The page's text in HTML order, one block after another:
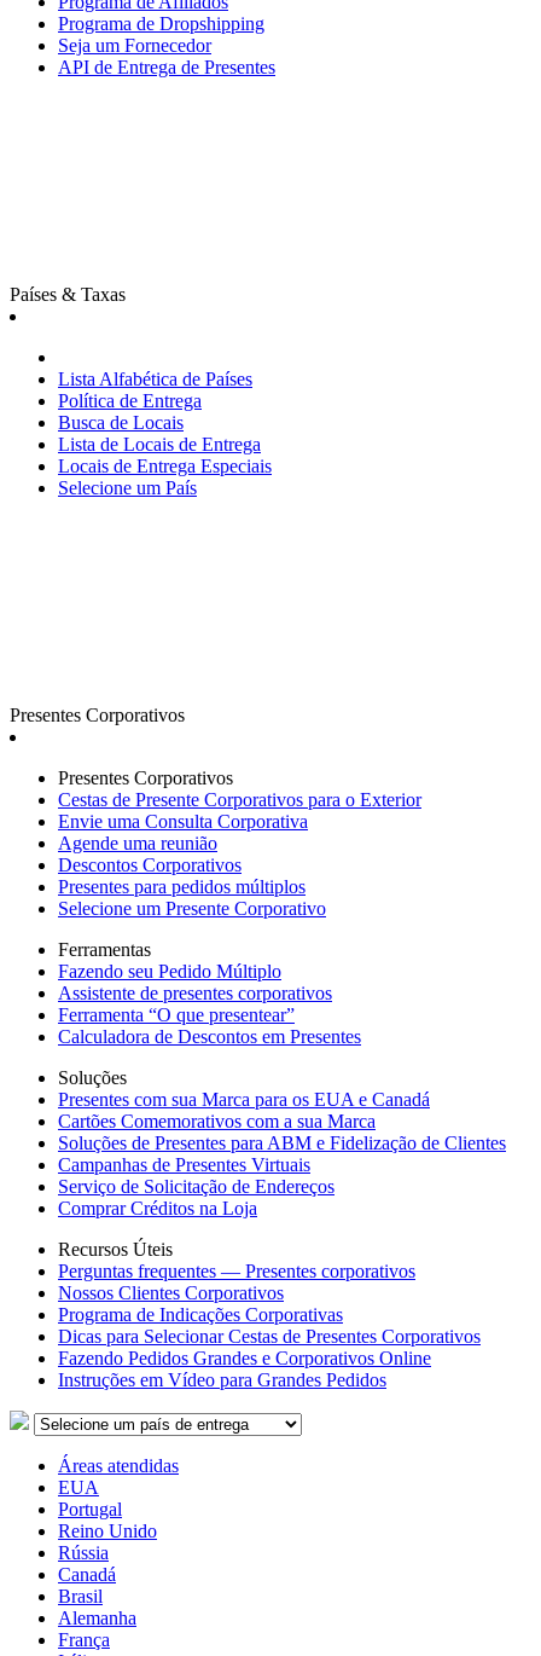
Programa de Dropshipping
Seja um Fornecedor
API de Entrega de Presentes
Países & Taxas
Lista Alfabética de Países
Política de Entrega
Busca de Locais
Lista de Locais de Entrega
Locais de Entrega Especiais
Selecione um País
Presentes Corporativos
Presentes Corporativos
Cestas de Presente Corporativos para o Exterior
Envie uma Consulta Corporativa
Agende uma reunião
Descontos Corporativos
Presentes para pedidos múltiplos
Selecione um Presente Corporativo
Ferramentas
Fazendo seu Pedido Múltiplo
Assistente de presentes corporativos
Ferramenta “O que presentear”
Calculadora de Descontos em Presentes
Soluções
Presentes com sua Marca para os EUA e Canadá
Cartões Comemorativos com a sua Marca
Soluções de Presentes para ABM e Fidelização de Clientes
Campanhas de Presentes Virtuais
Serviço de Solicitação de Endereços
Comprar Créditos na Loja
Recursos Úteis
Perguntas frequentes — Presentes corporativos
Nossos Clientes Corporativos
Programa de Indicações Corporativas
Dicas para Selecionar Cestas de Presentes Corporativos
Fazendo Pedidos Grandes e Corporativos Online
Instruções em Vídeo para Grandes Pedidos
Áreas atendidas
EUA
Portugal
Reino Unido
Rússia
Canadá
Brasil
Alemanha
França